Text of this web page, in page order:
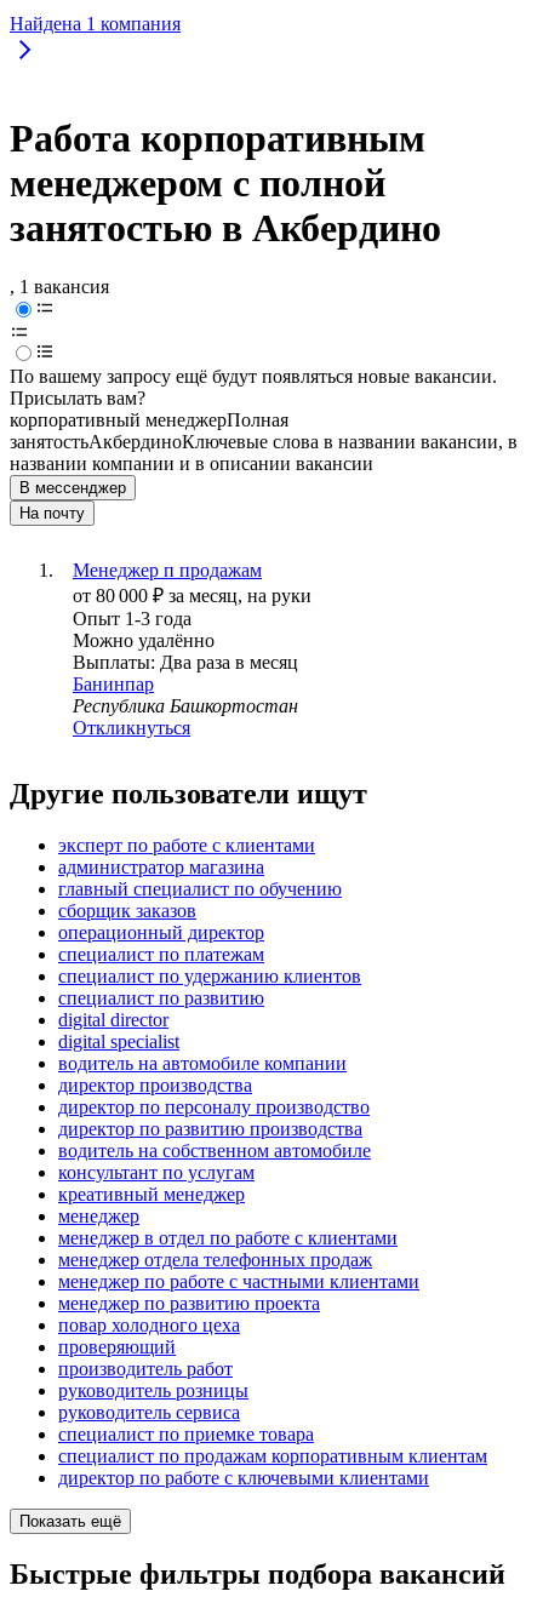
Найдена 1 компания
Работа корпоративным
менеджером с полной
занятостью в Акбердино
, 1 вакансия
По вашему запросу ещё будут появляться новые вакансии.
Присылать вам?
корпоративный менеджерПолная
занятостьАкбердиноКлючевые слова в названии вакансии, в
названии компании и в описании вакансии
В мессенджер
На почту
Менеджер п продажам
от 80 000 ₽ за месяц, на руки
Опыт 1-3 года
Можно удалённо
Выплаты: Два раза в месяц
Банинпар
Республика Башкортостан
Откликнуться
Другие пользователи ищут
эксперт по работе с клиентами
администратор магазина
главный специалист по обучению
сборщик заказов
операционный директор
специалист по платежам
специалист по удержанию клиентов
специалист по развитию
digital director
digital specialist
водитель на автомобиле компании
директор производства
директор по персоналу производство
директор по развитию производства
водитель на собственном автомобиле
консультант по услугам
креативный менеджер
менеджер
менеджер в отдел по работе с клиентами
менеджер отдела телефонных продаж
менеджер по работе с частными клиентами
менеджер по развитию проекта
повар холодного цеха
проверяющий
производитель работ
руководитель розницы
руководитель сервиса
специалист по приемке товара
специалист по продажам корпоративным клиентам
директор по работе с ключевыми клиентами
Показать ещё
Быстрые фильтры подбора вакансий